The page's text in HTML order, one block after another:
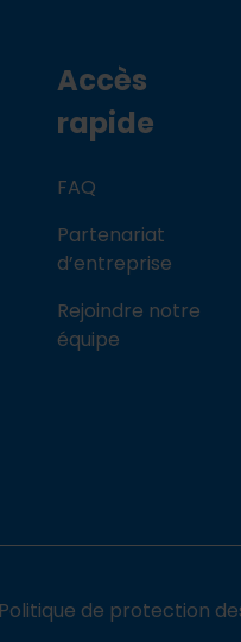
Accès
rapide
FAQ
Partenariat
d’entreprise
Rejoindre notre
équipe
Politique de protection